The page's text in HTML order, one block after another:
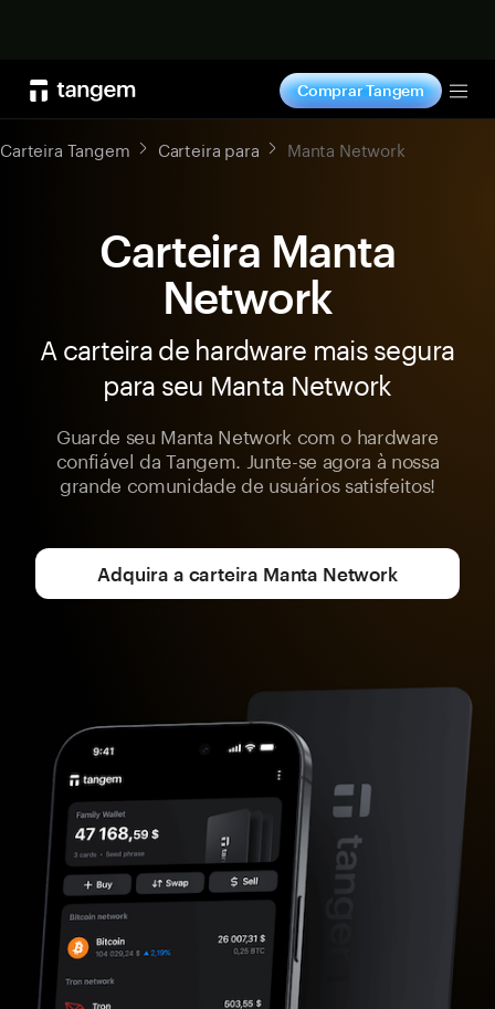
Comprar Tangem
Carteira Tangem Carteira para Manta Network
Carteira Manta
Network
A carteira de hardware mais segura
para seu Manta Network
Guarde seu Manta Network com o hardware
confiável da Tangem. Junte-se agora à nossa
grande comunidade de usuários satisfeitos!
Adquira a carteira Manta Network